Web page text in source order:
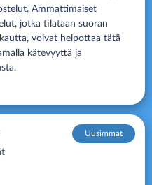
Ammattimaiset
jotka tilataan suoran
voivat helpottaa tätä
kätevyyttä ja
Uusimmat